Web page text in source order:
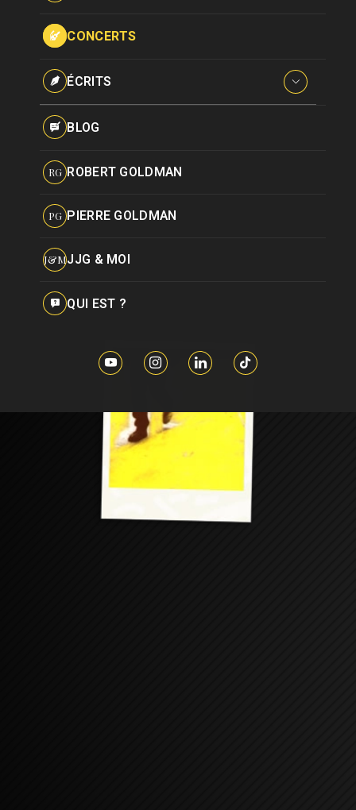
Pseudonymes
CONCERTS
ÉCRITS
Interviews
BLOG
RG ROBERT GOLDMAN
PG PIERRE GOLDMAN
J&MJJG & MOI
QUI EST ?